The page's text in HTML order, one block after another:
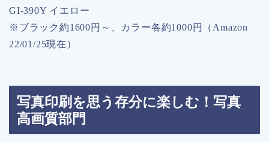
GI-390Y イエロー
※ブラック約1600円～、カラー各約1000円（Amazon
22/01/25現在）
写真印刷を思う存分に楽しむ！写真
高画質部門